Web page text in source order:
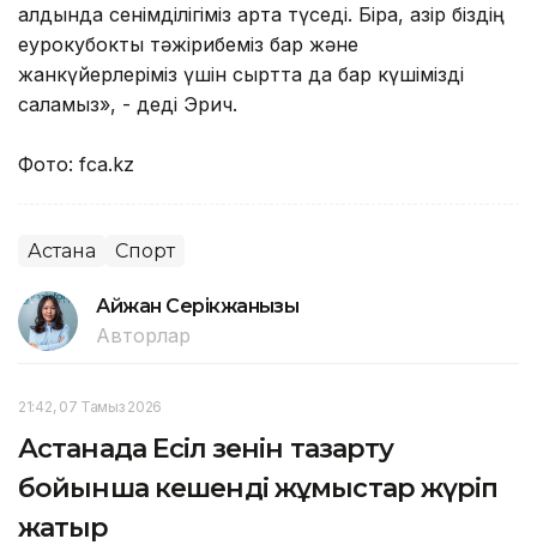
алдында сенімділігіміз арта түседі. Бірақ, қазір біздің
еурокубоктық тәжірибеміз бар және
жанкүйерлеріміз үшін сыртта да бар күшімізді
саламыз», - деді Эрич.
Фото: fca.kz
Астана Спорт
Айжан Серікжанқызы
Авторлар
21:42, 07 Тамыз 2026
Астанада Есіл өзенін тазарту
бойынша кешенді жұмыстар жүріп
жатыр